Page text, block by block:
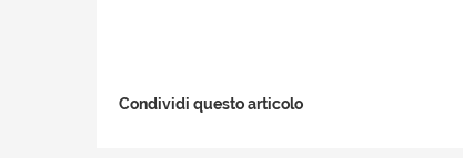
Condividi questo articolo